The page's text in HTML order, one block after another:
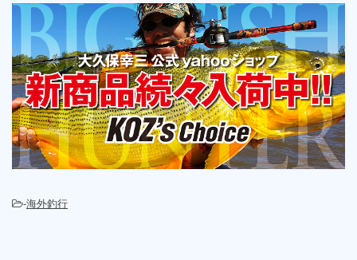
-海外釣行